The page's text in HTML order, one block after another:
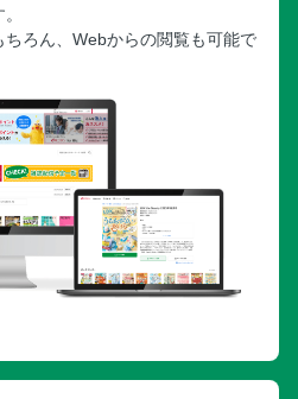
ろん、Webからの閲覧も可能で